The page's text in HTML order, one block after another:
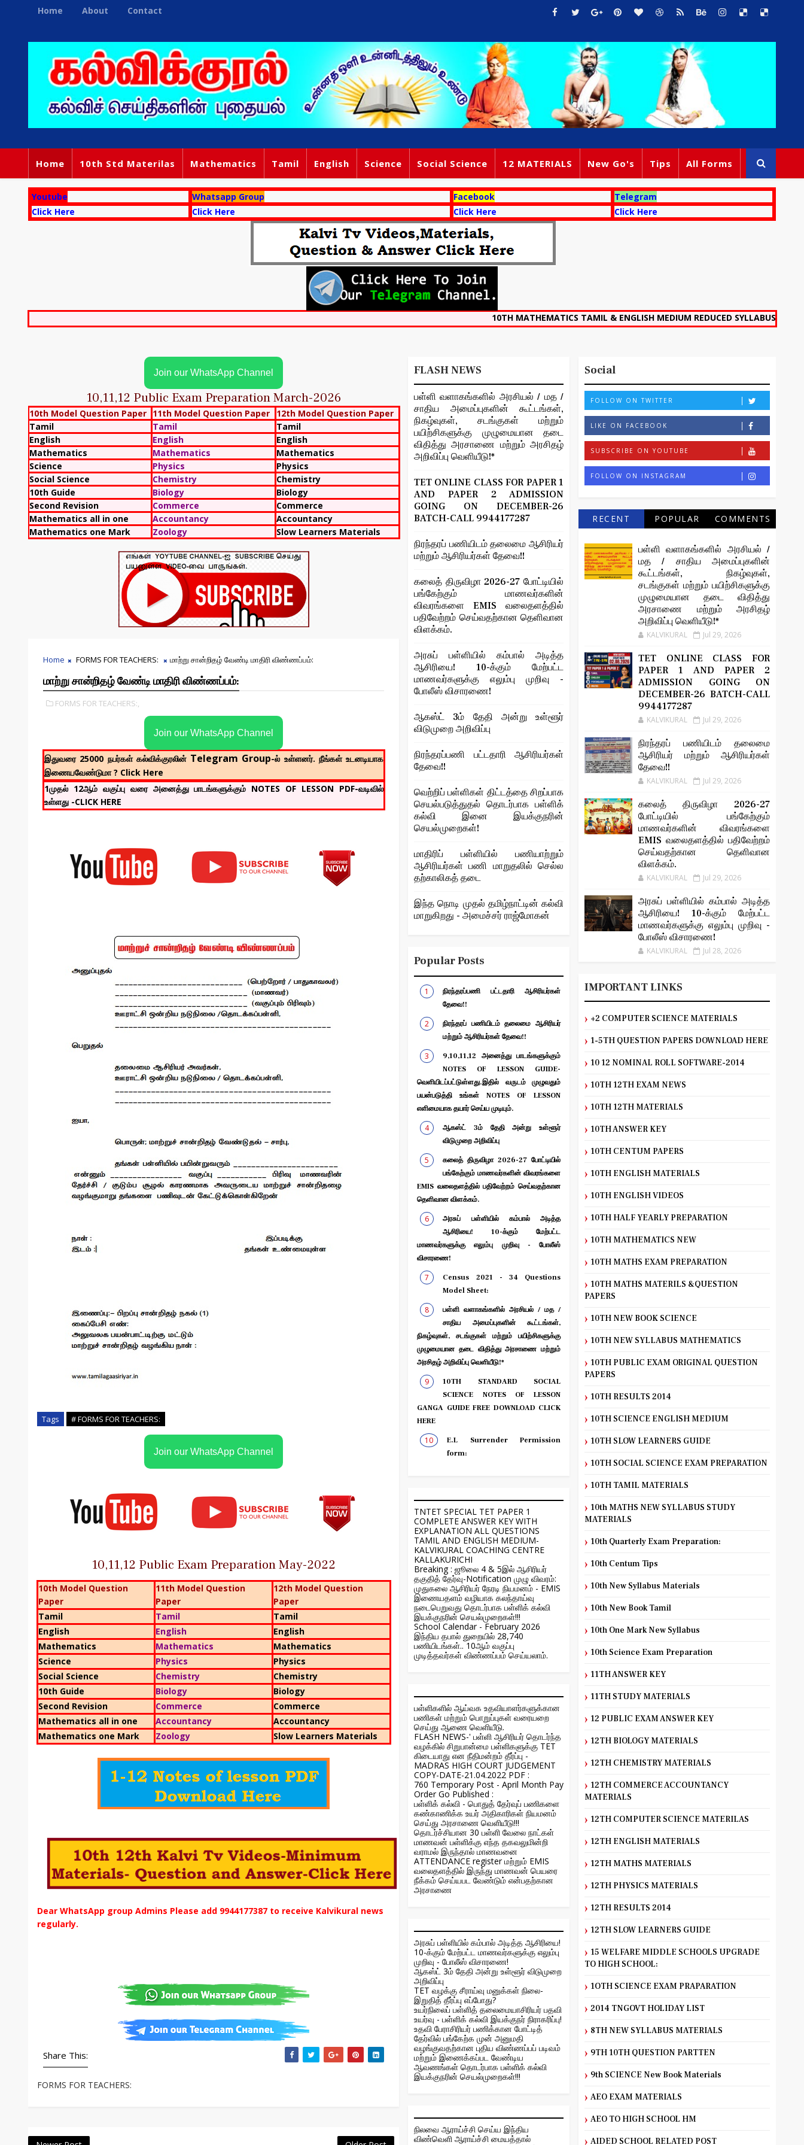
Home About Contact
Home 10th Std Materilas Mathematics Tamil English Science Social Science 12 MATERIALS New Go's Tips All Forms
Youtube Whatsapp Group Facebook
Telegram
Click Here
Click Here Click Here Click Here
10TH MATHEMATICS TAMIL & ENGLISH MEDIUM REDUCED SYLLABUS FULL PORTION
Join our WhatsApp Channel
10,11,12 Public Exam Preparation March-2026
10th Model Question Paper 11th Model Question Paper
12th Model Question Paper
Tamil
Tamil
Tamil
English
English
English
Mathematics
Mathematics
Mathematics
Science
Physics
Physics
Social Science
Chemistry
Chemistry
10th Guide
Biology
Biology
Second Revision
Commerce
Commerce
Mathematics all in one
Accountancy
Accountancy
Mathematics one Mark
Zoology Slow Learners Materials
Home FORMS FOR TEACHERS: மாற்று சான்றிதழ் வேண்டி மாதிரி விண்ணப்பம்:
மாற்று சான்றிதழ் வேண்டி மாதிரி விண்ணப்பம்:
FORMS FOR TEACHERS:,
Join our WhatsApp Channel
இதுவரை 25000 நபர்கள் கல்விக்குரலின் Telegram Group-ல் உள்ளனர். நீங்கள் உடனடியாக
இணையவேண்டுமா ? Click Here
1முதல் 12ஆம் வகுப்பு வரை அனைத்து பாடங்களுக்கும் NOTES OF LESSON PDF-வடிவில்
உள்ளது -CLICK HERE
Tags # FORMS FOR TEACHERS:
Join our WhatsApp Channel
10,11,12 Public Exam Preparation May-2022
10th Model Question
Paper
11th Model Question
Paper
12th Model Question
Paper
Tamil
Tamil
Tamil
English
English
English
Mathematics
Mathematics
Mathematics
Science
Physics
Physics
Social Science
Chemistry
Chemistry
10th Guide
Biology
Biology
Second Revision
Commerce
Commerce
Mathematics all in one
Accountancy
Accountancy
Mathematics one Mark
Zoology Slow Learners Materials
Dear WhatsApp group Admins Please add 9944177387 to receive Kalvikural news
regularly.
Share This:
FORMS FOR TEACHERS:
FLASH NEWS
பள்ளி வளாகங்களில் அரசியல் / மத /
சாதிய அமைப்புகளின் கூட்டங்கள்,
நிகழ்வுகள், சடங்குகள் மற்றும்
பயிற்சிகளுக்கு முழுமையான தடை
விதித்து அரசாணை மற்றும் அரசிதழ்
அறிவிப்பு வெளியீடு!*
TET ONLINE CLASS FOR PAPER 1
AND PAPER 2 ADMISSION
GOING ON DECEMBER-26
BATCH-CALL 9944177287
நிரந்தரப் பணியிடம் தலைமை ஆசிரியர்
மற்றும் ஆசிரியர்கள் தேவை!!
கலைத் திருவிழா 2026-27 போட்டியில்
பங்கேற்கும் மாணவர்களின்
விவரங்களை EMIS வலைதளத்தில்
பதிவேற்றம் செய்வதற்கான தெளிவான
விளக்கம்.
அரசுப் பள்ளியில் கம்பால் அடித்த
ஆசிரியை! 10-க்கும் மேற்பட்ட
மாணவர்களுக்கு எலும்பு முறிவு -
போலீஸ் விசாரணை!
ஆகஸ்ட் 3ம் தேதி அன்று உள்ளூர்
விடுமுறை அறிவிப்பு
நிரந்தரப்பணி பட்டதாரி ஆசிரியர்கள்
தேவை!!
வெற்றிப் பள்ளிகள் திட்டத்தை சிறப்பாக
செயல்படுத்துதல் தொடர்பாக பள்ளிக்
கல்வி இனை இயக்குநரின்
செயல்முறைகள்!
மாதிரிப் பள்ளியில் பணியாற்றும்
ஆசிரியர்கள் பணி மாறுதலில் செல்ல
தற்காலிகத் தடை
இந்த நொடி முதல் தமிழ்நாட்டின் கல்வி
மாறுகிறது - அமைச்சர் ராஜ்மோகன்
Popular Posts
நிரந்தரப்பணி பட்டதாரி ஆசிரியர்கள்
தேவை!!
நிரந்தரப் பணியிடம் தலைமை ஆசிரியர்
மற்றும் ஆசிரியர்கள் தேவை!!
9,10,11,12 அனைத்து பாடங்களுக்கும்
NOTES OF LESSON GUIDE-
வெளியிடப்பட்டுள்ளது.இதில் வருடம் முழுவதும்
பயன்படுத்தி உங்கள் NOTES OF LESSON
எளிமையாக தயார் செய்ய முடியும்.
ஆகஸ்ட் 3ம் தேதி அன்று உள்ளூர்
விடுமுறை அறிவிப்பு
கலைத் திருவிழா 2026-27 போட்டியில்
பங்கேற்கும் மாணவர்களின் விவரங்களை
EMIS வலைதளத்தில் பதிவேற்றம் செய்வதற்கான
தெளிவான விளக்கம்.
அரசுப் பள்ளியில் கம்பால் அடித்த
ஆசிரியை! 10-க்கும் மேற்பட்ட
மாணவர்களுக்கு எலும்பு முறிவு - போலீஸ்
விசாரணை!
Census 2021 - 34 Questions
Model Sheet:
பள்ளி வளாகங்களில் அரசியல் / மத /
சாதிய அமைப்புகளின் கூட்டங்கள்,
நிகழ்வுகள், சடங்குகள் மற்றும் பயிற்சிகளுக்கு
முழுமையான தடை விதித்து அரசாணை மற்றும்
அரசிதழ் அறிவிப்பு வெளியீடு!*
10TH STANDARD SOCIAL
SCIENCE NOTES OF LESSON
GANGA GUIDE FREE DOWNLOAD CLICK
HERE
E.L Surrender Permission
form:
TNTET SPECIAL TET PAPER 1
COMPLETE ANSWER KEY WITH
EXPLANATION ALL QUESTIONS
TAMIL AND ENGLISH MEDIUM-
KALVIKURAL COACHING CENTRE
KALLAKURICHI
Breaking : ஜூலை 4 & 5இல் ஆசிரியர்
தகுதித் தேர்வு-Notification முழு விவரம்:
முதுகலை ஆசிரியர் நேரடி நியமனம் - EMIS
இணையதளம் வழியாக கலந்தாய்வு
நடைபெறுவது தொடர்பாக பள்ளிக் கல்வி
இயக்குநரின் செயல்முறைகள்!!!
School Calendar - February 2026
இந்திய தபால் துறையில் 28,740
பணியிடங்கள்.. 10ஆம் வகுப்பு
முடித்தவர்கள் விண்ணப்பம் செய்யலாம்.
பள்ளிகளில் ஆய்வக உதவியாளர்களுக்கான
பணிகள் மற்றும் பொறுப்புகள் வரையறை
செய்து ஆணை வெளியீடு.
FLASH NEWS-' பள்ளி ஆசிரியர் தொடர்ந்த
வழக்கில் சிறுபான்மை பள்ளிகளுக்கு TET
கிடையாது என நீதிமன்றம் தீர்ப்பு -
MADRAS HIGH COURT JUDGEMENT
COPY-DATE-21.04.2022 PDF :
760 Temporary Post - April Month Pay
Order Go Published :
பள்ளிக் கல்வி - பொதுத் தேர்வுப் பணிகளை
கண்காணிக்க உயர் அதிகாரிகள் நியமனம்
செய்து அரசாணை வெளியீடு!!!
தொடர்ச்சியான 30 பள்ளி வேலை நாட்கள்
மாணவன் பள்ளிக்கு எந்த தகவலுமின்றி
வராமல் இருந்தால் மாணவனை
ATTENDANCE register மற்றும் EMIS
வலைதளத்தில் இருந்து மாணவன் பெயரை
நீக்கம் செய்யபட வேண்டும் என்பதற்கான
அரசாணை
அரசுப் பள்ளியில் கம்பால் அடித்த ஆசிரியை!
10-க்கும் மேற்பட்ட மாணவர்களுக்கு எலும்பு
முறிவு - போலீஸ் விசாரணை!
ஆகஸ்ட் 3ம் தேதி அன்று உள்ளூர் விடுமுறை
அறிவிப்பு
TET வழக்கு சீராய்வு மனுக்கள் நிலை-
இறுதித் தீர்ப்பு எப்போது?
உயர்நிலைப் பள்ளித் தலைமையாசிரியர் பதவி
உயர்வு - பள்ளிக் கல்வி இயக்குநர் நிராகரிப்பு!
உதவி பேராசிரியர் பணிக்கான போட்டித்
தேர்வில் பங்கேற்க முன் அனுமதி
வழங்குவதற்கான புதிய விண்ணப்பப் படிவம்
மற்றும் இணைக்கப்பட வேண்டிய
ஆவணங்கள் தொடர்பாக பள்ளிக் கல்வி
இயக்குநரின் செயல்முறைகள்!!!
நிலவை ஆராய்ச்சி செய்ய இந்திய
விண்வெளி ஆராய்ச்சி மையத்தால்
Social
FOLLOW ON TWITTER
LIKE ON FACEBOOK
SUBSCRIBE ON YOUTUBE
FOLLOW ON INSTAGRAM
RECENT POPULAR COMMENTS
பள்ளி வளாகங்களில் அரசியல் /
மத / சாதிய அமைப்புகளின்
கூட்டங்கள், நிகழ்வுகள்,
சடங்குகள் மற்றும் பயிற்சிகளுக்கு
முழுமையான தடை விதித்து
அரசாணை மற்றும் அரசிதழ்
அறிவிப்பு வெளியீடு!*
KALVIKURAL Jul 29, 2026
TET ONLINE CLASS FOR
PAPER 1 AND PAPER 2
ADMISSION GOING ON
DECEMBER-26 BATCH-CALL
9944177287
KALVIKURAL Jul 29, 2026
நிரந்தரப் பணியிடம் தலைமை
ஆசிரியர் மற்றும் ஆசிரியர்கள்
தேவை!!
KALVIKURAL Jul 29, 2026
கலைத் திருவிழா 2026-27
போட்டியில் பங்கேற்கும்
மாணவர்களின் விவரங்களை
EMIS வலைதளத்தில் பதிவேற்றம்
செய்வதற்கான தெளிவான
விளக்கம்.
KALVIKURAL Jul 29, 2026
அரசுப் பள்ளியில் கம்பால் அடித்த
ஆசிரியை! 10-க்கும் மேற்பட்ட
மாணவர்களுக்கு எலும்பு முறிவு -
போலீஸ் விசாரணை!
KALVIKURAL Jul 28, 2026
IMPORTANT LINKS
+2 COMPUTER SCIENCE MATERIALS
1-5TH QUESTION PAPERS DOWNLOAD HERE
10 12 NOMINAL ROLL SOFTWARE-2014
10TH 12TH EXAM NEWS
10TH 12TH MATERIALS
10TH ANSWER KEY
10TH CENTUM PAPERS
10TH ENGLISH MATERIALS
10TH ENGLISH VIDEOS
10TH HALF YEARLY PREPARATION
10TH MATHEMATICS NEW
10TH MATHS EXAM PREPARATION
10TH MATHS MATERILS &QUESTION
PAPERS
10TH NEW BOOK SCIENCE
10TH NEW SYLLABUS MATHEMATICS
10TH PUBLIC EXAM ORIGINAL QUESTION
PAPERS
10TH RESULTS 2014
10TH SCIENCE ENGLISH MEDIUM
10TH SLOW LEARNERS GUIDE
10TH SOCIAL SCIENCE EXAM PREPARATION
10TH TAMIL MATERIALS
10th MATHS NEW SYLLABUS STUDY
MATERIALS
10th Quarterly Exam Preparation:
10th Centum Tips
10th New Syllabus Materials
10th New Book Tamil
10th One Mark New Syllabus
10th Science Exam Preparation
11TH ANSWER KEY
11TH STUDY MATERIALS
12 PUBLIC EXAM ANSWER KEY
12TH BIOLOGY MATERIALS
12TH CHEMISTRY MATERIALS
12TH COMMERCE ACCOUNTANCY
MATERIALS
12TH COMPUTER SCIENCE MATERILAS
12TH ENGLISH MATERIALS
12TH MATHS MATERIALS
12TH PHYSICS MATERIALS
12TH RESULTS 2014
12TH SLOW LEARNERS GUIDE
15 WELFARE MIDDLE SCHOOLS UPGRADE
TO HIGH SCHOOL:
1OTH SCIENCE EXAM PRAPARATION
2014 TNGOVT HOLIDAY LIST
8TH NEW SYLLABUS MATERIALS
9TH 10TH QUESTION PARTTEN
9th SCIENCE New Book Materials
AEO EXAM MATERIALS
AEO TO HIGH SCHOOL HM
AIDED SCHOOL RELATED POST